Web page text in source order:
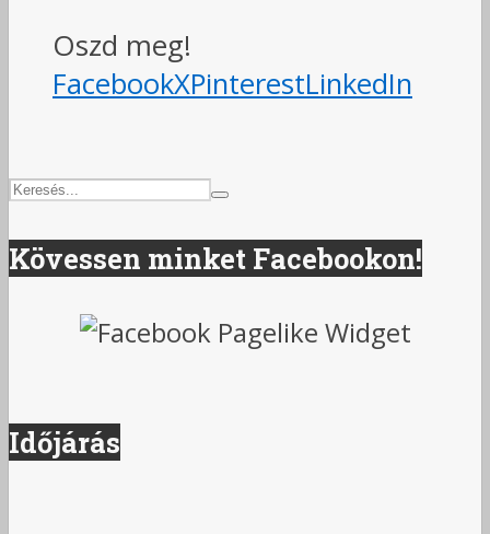
Oszd meg!
FacebookXPinterestLinkedIn
Kövessen minket Facebookon!
Időjárás